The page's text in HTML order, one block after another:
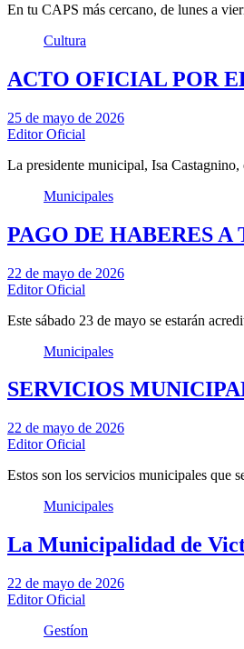
En tu CAPS más cercano, de lunes a
Cultura
ACTO OFICIAL POR
25 de mayo de 2026
Editor Oficial
La presidente municipal, Isa
Municipales
PAGO DE HABERES
22 de mayo de 2026
Editor Oficial
Este sábado 23 de mayo se estarán
Municipales
SERVICIOS
22 de mayo de 2026
Editor Oficial
Estos son los servicios municipales que
Municipales
La Municipalidad de
22 de mayo de 2026
Editor Oficial
Gestíon